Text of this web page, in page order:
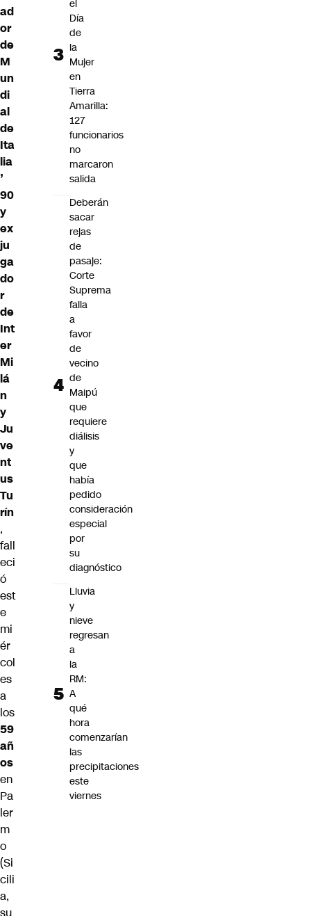
ad
or
de
M
un
di
al
de
Ita
lia
’
90
y
ex
ju
ga
do
r
de
Int
er
Mi
lá
n
y
Ju
ve
nt
us
Tu
rín
,
fall
eci
ó
est
e
mi
ér
col
es
a
los
59
añ
os
en
Pa
ler
m
o
(Si
cili
a,
su
el
Día
de
la
Mujer
en
Tierra
Amarilla:
127
funcionarios
no
marcaron
salida
Deberán
sacar
rejas
de
pasaje:
Corte
Suprema
falla
a
favor
de
vecino
de
Maipú
que
requiere
diálisis
y
que
había
pedido
consideración
especial
por
su
diagnóstico
Lluvia
y
nieve
regresan
a
la
RM:
A
qué
hora
comenzarían
las
precipitaciones
este
viernes